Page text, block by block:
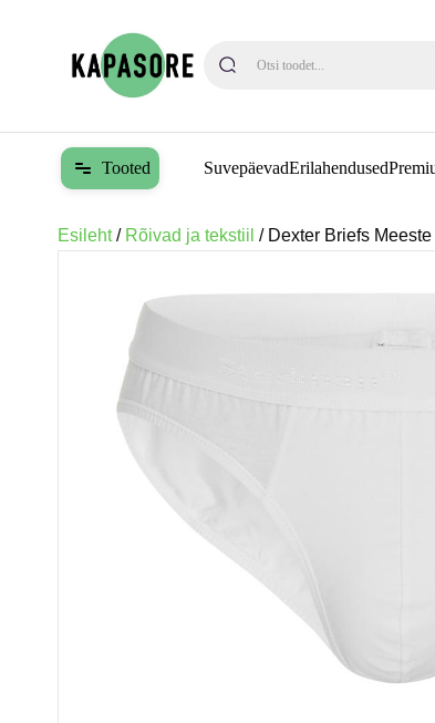
When autocomplete results
Tooted SuvepäevadErilahendused
Esileht/ Rõivad ja tekstiil / Dexter Briefs